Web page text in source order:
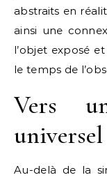
abstraits en
ainsi une
l’objet exposé
le temps de
Vers
universel
Au-delà de la